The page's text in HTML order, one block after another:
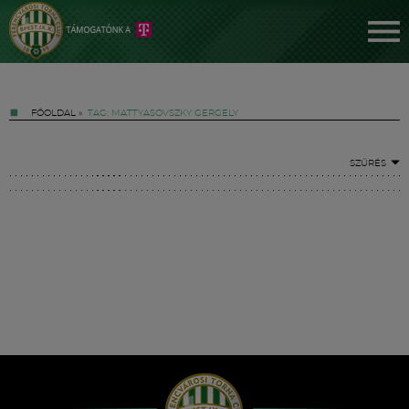
FŐOLDAL » TAG: MATTYASOVSZKY GERGELY
SZŰRÉS
Hírek